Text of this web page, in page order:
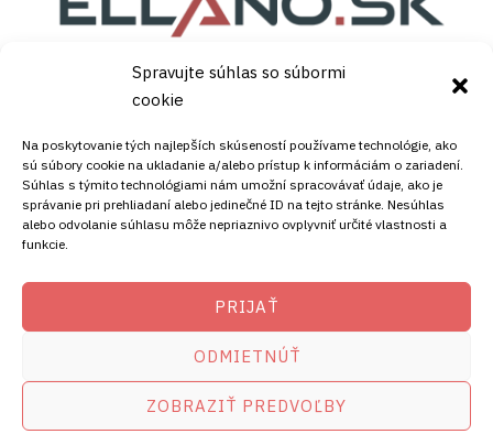
Spravujte súhlas so súbormi
cookie
Na poskytovanie tých najlepších skúseností používame technológie, ako
sú súbory cookie na ukladanie a/alebo prístup k informáciám o zariadení.
Súhlas s týmito technológiami nám umožní spracovávať údaje, ako je
správanie pri prehliadaní alebo jedinečné ID na tejto stránke. Nesúhlas
alebo odvolanie súhlasu môže nepriaznivo ovplyvniť určité vlastnosti a
funkcie.
PRIJAŤ
ODMIETNÚŤ
ZOBRAZIŤ PREDVOĽBY
Copyright © [current_year]
KONTAKT
Mobil:
+421911072878
Mobil:
+421908072878